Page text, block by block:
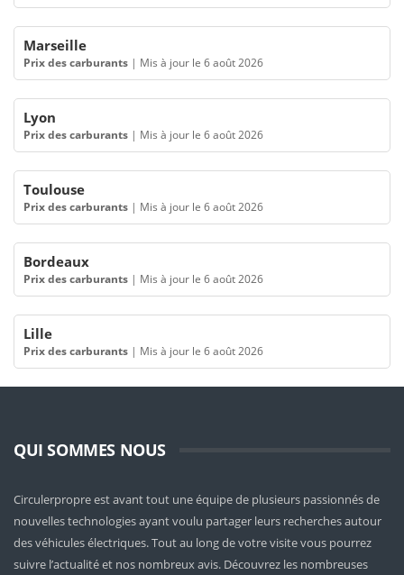
Marseille
Prix des carburants | Mis à jour le 6 août 2026
Lyon
Prix des carburants | Mis à jour le 6 août 2026
Toulouse
Prix des carburants | Mis à jour le 6 août 2026
Bordeaux
Prix des carburants | Mis à jour le 6 août 2026
Lille
Prix des carburants | Mis à jour le 6 août 2026
QUI SOMMES NOUS
Circulerpropre est avant tout une équipe de plusieurs passionnés de
nouvelles technologies ayant voulu partager leurs recherches autour
des véhicules électriques. Tout au long de votre visite vous pourrez
suivre l’actualité et nos nombreux avis. Découvrez les nombreuses